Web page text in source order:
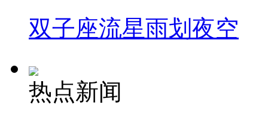
双子座流星雨划夜空
热点新闻